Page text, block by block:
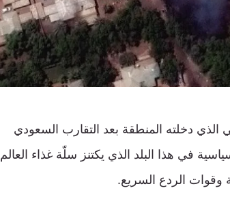
دخلته المنطقة بعد التقارب السعودي
في هذا البلد الذي يكتنز سلّة غذاء العالم
وقوات الردع السريع.